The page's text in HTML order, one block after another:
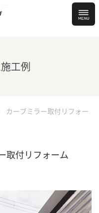
工例
カーブミラー取付リフォー
取付リフォーム